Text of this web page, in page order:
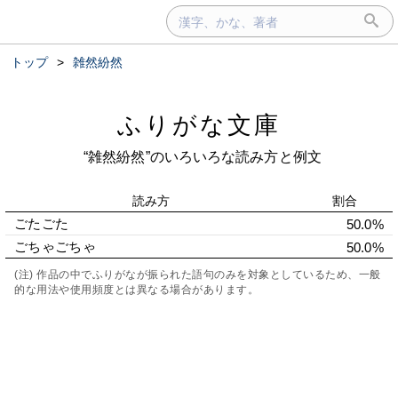
トップ > 雑然紛然
ふりがな文庫
“雑然紛然”のいろいろな読み方と例文
読み方 割合
ごたごた
50.0%
ごちゃごちゃ
50.0%
(注) 作品の中でふりがなが振られた語句のみを対象としているため、一般
的な用法や使用頻度とは異なる場合があります。